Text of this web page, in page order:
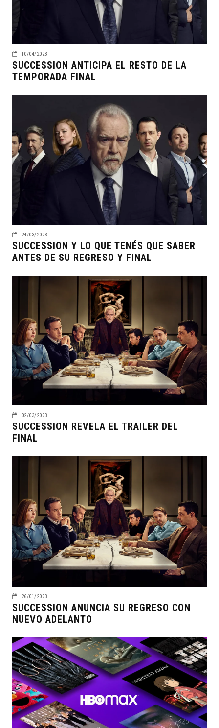
10/04/2023
SUCCESSION ANTICIPA EL RESTO DE LA
TEMPORADA FINAL
24/03/2023
SUCCESSION Y LO QUE TENÉS QUE SABER
ANTES DE SU REGRESO Y FINAL
02/03/2023
SUCCESSION REVELA EL TRAILER DEL
FINAL
26/01/2023
SUCCESSION ANUNCIA SU REGRESO CON
NUEVO ADELANTO